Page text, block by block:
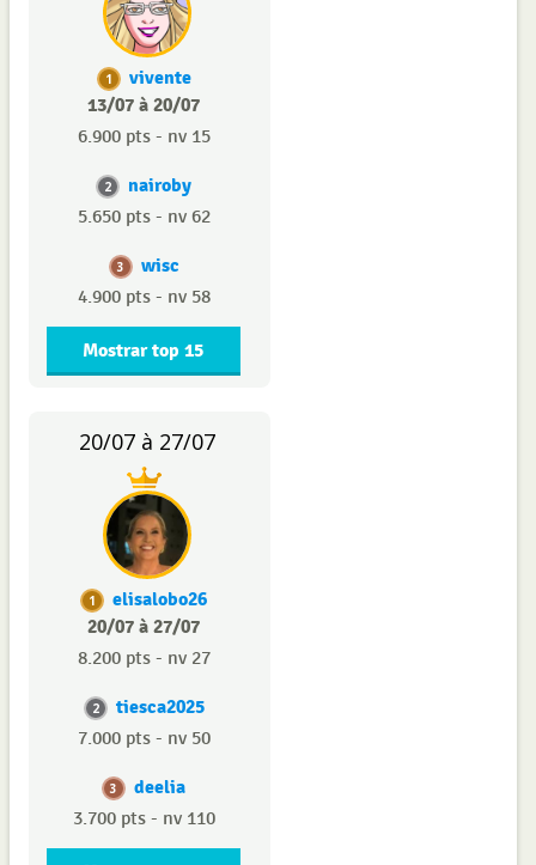
1
vivente
13/07 à 20/07
6.900 pts - nv 15
2 nairoby
5.650 pts - nv 62
3 wisc
4.900 pts - nv 58
Mostrar top 15
20/07 à 27/07
1
elisalobo26
20/07 à 27/07
8.200 pts - nv 27
2 tiesca2025
7.000 pts - nv 50
3 deelia
3.700 pts - nv 110